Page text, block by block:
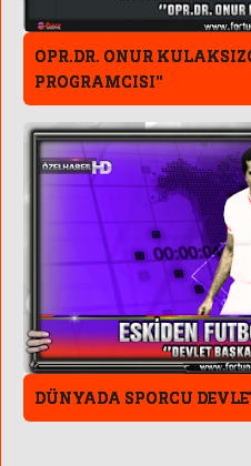
OPR.DR. ONUR
PROGRAMCISI''
DÜNYADA SPORCU